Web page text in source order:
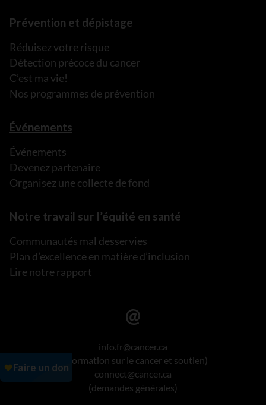
Prévention et dépistage
Réduisez votre risque
Détection précoce du cancer
C’est ma vie!
Nos programmes de prévention
Événements
Événements
Devenez partenaire
Organisez une collecte de fond
Notre travail sur l’équité en santé
Communautés mal desservies
Plan d’excellence en matière d’inclusion
Lire notre rapport
info.fr@cancer.ca
(information sur le cancer et soutien)
connect@cancer.ca
(demandes générales)